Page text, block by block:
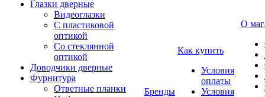
Глазки дверные
Видеоглазки
С пластиковой
оптикой
Со стеклянной
оптикой
Доводчики дверные
Фурнитура
Ответные планки
Бренды
Как купить
Условия
оплаты
Условия
О